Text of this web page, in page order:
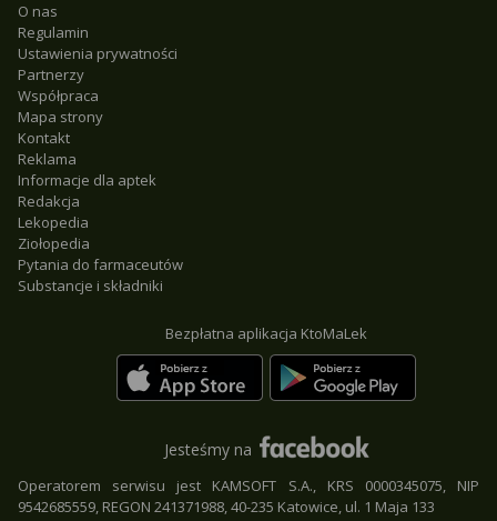
O nas
Regulamin
Ustawienia prywatności
Partnerzy
Współpraca
Mapa strony
Kontakt
Reklama
Informacje dla aptek
Redakcja
Lekopedia
Ziołopedia
Pytania do farmaceutów
Substancje i składniki
Bezpłatna aplikacja KtoMaLek
Jesteśmy na
Operatorem serwisu jest KAMSOFT S.A., KRS 0000345075, NIP
9542685559, REGON 241371988, 40-235 Katowice, ul. 1 Maja 133